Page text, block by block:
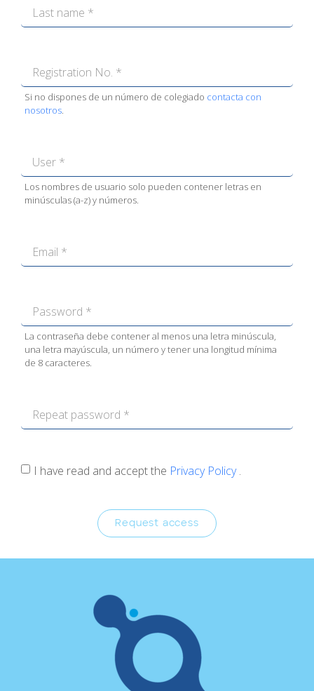
Si no dispones de un número de colegiado contacta con
nosotros
Los nombres de usuario solo pueden contener letras en
minúsculas (a-z) y números.
La contraseña debe contener al menos una letra minúscula,
una letra mayúscula, un número y tener una longitud mínima
de 8 caracteres.
I have read and accept the Privacy Policy
Request access